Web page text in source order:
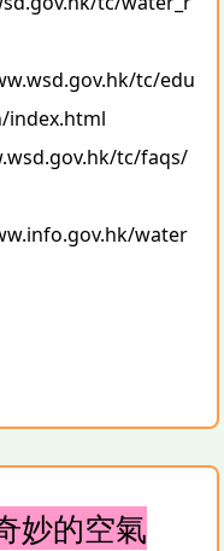
tc/edu
index.html
tc/faqs/
water
妙的空氣